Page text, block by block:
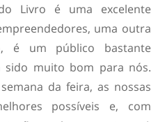
Livro é uma excelente
uma outra
é um público bastante
sido muito bom para nós.
da feira, as nossas
possíveis e, com